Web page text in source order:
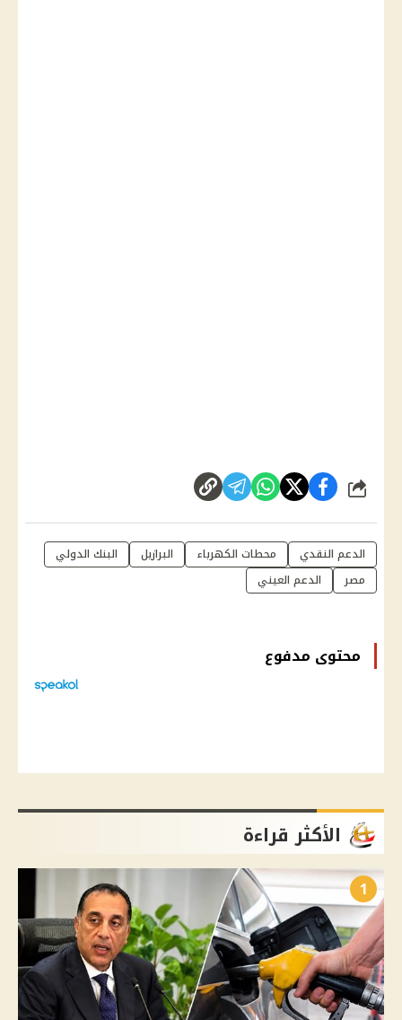
شارك
الدعم النقدي محطات الكهرباء البرازيل
البنك الدولي
مصر
الدعم العيني
محتوى مدفوع
الأكثر قراءة
1